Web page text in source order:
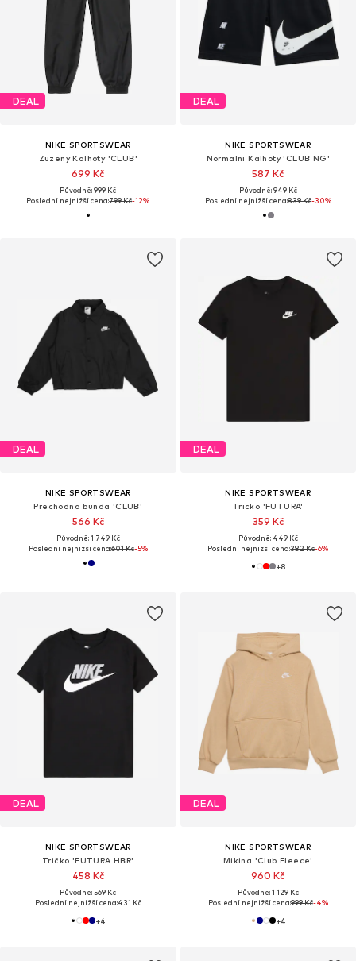
DEAL
NIKE SPORTSWEAR
Zúžený Kalhoty 'CLUB'
699 Kč
Původně: 999 Kč
Poslední nejnižší cena:799 Kč-12%
DEAL
NIKE SPORTSWEAR
Normální Kalhoty 'CLUB NG'
587 Kč
Původně: 949 Kč
Poslední nejnižší cena:839 Kč-30%
DEAL
NIKE SPORTSWEAR
Přechodná bunda 'CLUB'
566 Kč
Původně: 1 749 Kč
Poslední nejnižší cena:601 Kč-5%
DEAL
NIKE SPORTSWEAR
Tričko 'FUTURA'
359 Kč
Původně: 449 Kč
Poslední nejnižší cena:382 Kč-6%
+8
DEAL
NIKE SPORTSWEAR
Tričko 'FUTURA HBR'
458 Kč
Původně: 569 Kč
Poslední nejnižší cena:431 Kč
+4
DEAL
NIKE SPORTSWEAR
Mikina 'Club Fleece'
960 Kč
Původně: 1 129 Kč
Poslední nejnižší cena:999 Kč-4%
+4